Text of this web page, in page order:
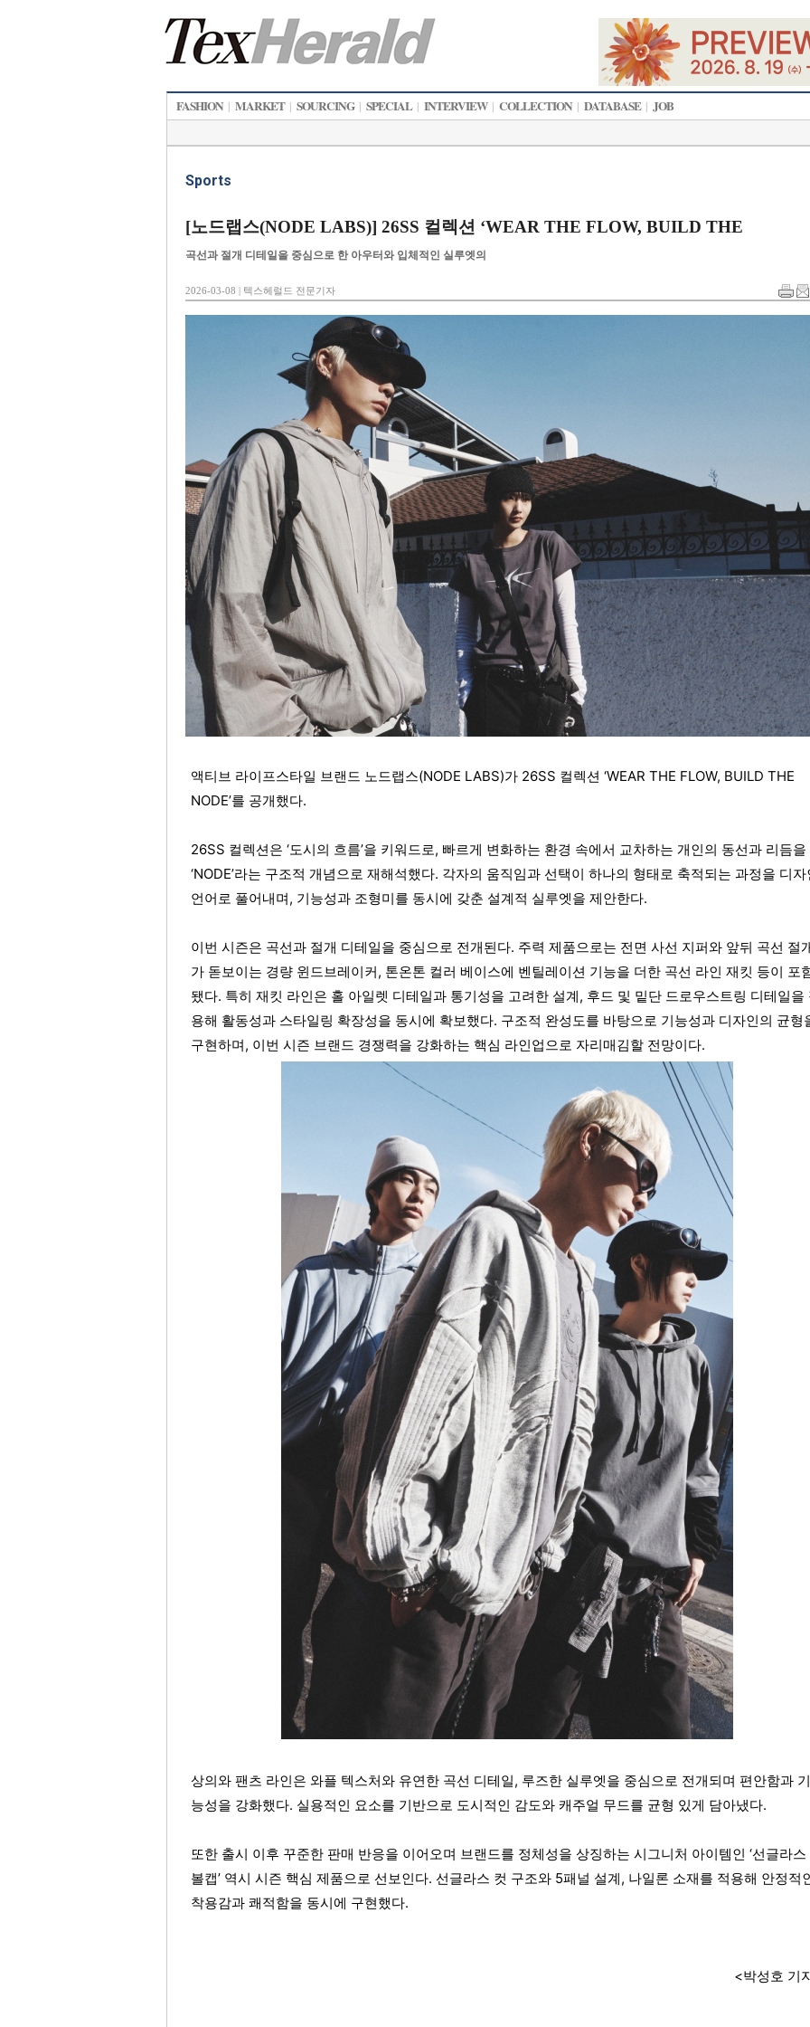
FASHION | MARKET | SOURCING | SPECIAL | INTERVIEW | COLLECTION | DATABASE | JOB
Sports
[노드랩스(NODE LABS)] 26SS 컬렉션 ‘WEAR THE FLOW, BUILD THE
곡선과 절개 디테일을 중심으로 한 아우터와 입체적인 실루엣의
2026-03-08 | 텍스헤럴드 전문기자
액티브 라이프스타일 브랜드 노드랩스(NODE LABS)가 26SS 컬렉션 ‘WEAR THE FLOW, BUILD THE
NODE’를 공개했다.
26SS 컬렉션은 ‘도시의 흐름’을 키워드로, 빠르게 변화하는 환경 속에서 교차하는 개인의 동선과 리듬을
‘NODE’라는 구조적 개념으로 재해석했다. 각자의 움직임과 선택이 하나의 형태로 축적되는 과정을 디자
언어로 풀어내며, 기능성과 조형미를 동시에 갖춘 설계적 실루엣을 제안한다.
이번 시즌은 곡선과 절개 디테일을 중심으로 전개된다. 주력 제품으로는 전면 사선 지퍼와 앞뒤 곡선 절
가 돋보이는 경량 윈드브레이커, 톤온톤 컬러 베이스에 벤틸레이션 기능을 더한 곡선 라인 재킷 등이 포
됐다. 특히 재킷 라인은 홀 아일렛 디테일과 통기성을 고려한 설계, 후드 및 밑단 드로우스트링 디테일을
용해 활동성과 스타일링 확장성을 동시에 확보했다. 구조적 완성도를 바탕으로 기능성과 디자인의 균형
구현하며, 이번 시즌 브랜드 경쟁력을 강화하는 핵심 라인업으로 자리매김할 전망이다.
상의와 팬츠 라인은 와플 텍스처와 유연한 곡선 디테일, 루즈한 실루엣을 중심으로 전개되며 편안함과 기
능성을 강화했다. 실용적인 요소를 기반으로 도시적인 감도와 캐주얼 무드를 균형 있게 담아냈다.
또한 출시 이후 꾸준한 판매 반응을 이어오며 브랜드를 정체성을 상징하는 시그니처 아이템인 ‘선글라스
볼캡’ 역시 시즌 핵심 제품으로 선보인다. 선글라스 컷 구조와 5패널 설계, 나일론 소재를 적용해 안정적
착용감과 쾌적함을 동시에 구현했다.
<박성호 기